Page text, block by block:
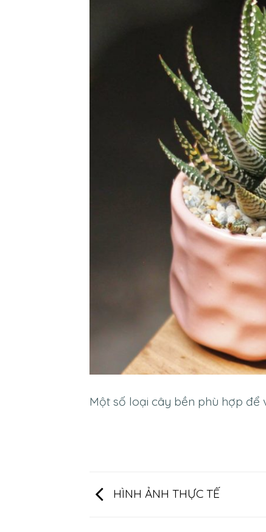
Một số loại cây bền phù hợp để
HÌNH ẢNH THỰC TẾ